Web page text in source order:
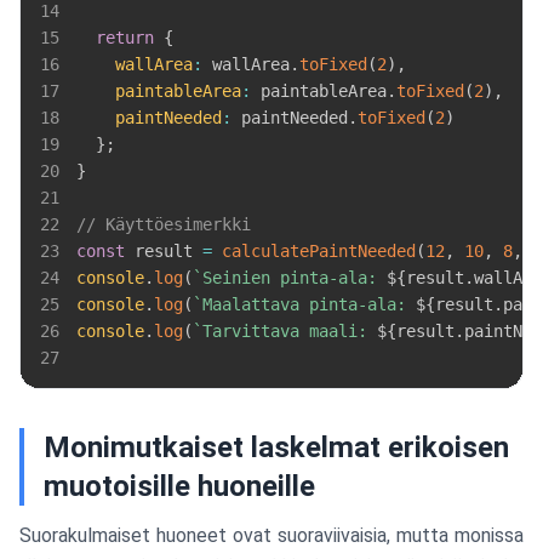
14
15
return {
16
wallArea: wallArea. toFixed (2) ,
17
paintableArea: paintableArea. toFixed (2) ,
18
paintNeeded : paintNeeded . toFixed (2)
19
} ;
20
}
21
22
// Käyttöesimerkki
23
const result = calculatePaintNeeded (12, 10, 8,
24
console. log( ` Seinien pinta-ala: ${result .
25
console. log( `Maalattava pinta-ala: ${result .
26
console. log( `Tarvittava maali: ${result .
27
Monimutkaiset laskelmat erikoisen
muotoisille huoneille
Suorakulmaiset huoneet ovat suoraviivaisia, mutta monissa